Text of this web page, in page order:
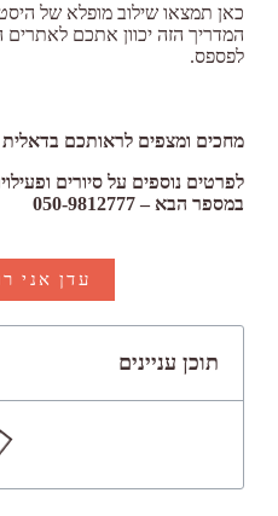
כאן תמצאו שילוב מופלא של
המדריך הזה יכוון אתכם לאתרים
לפספס.
מחכים ומצפים לראותכם בדאלית
לפרטים נוספים על סיורים
במספר הבא – 050-9812777
עדן אני
תוכן עניינים